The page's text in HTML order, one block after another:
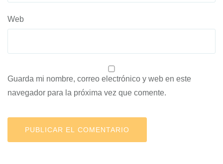
Web
Guarda mi nombre, correo electrónico y web en este
navegador para la próxima vez que comente.